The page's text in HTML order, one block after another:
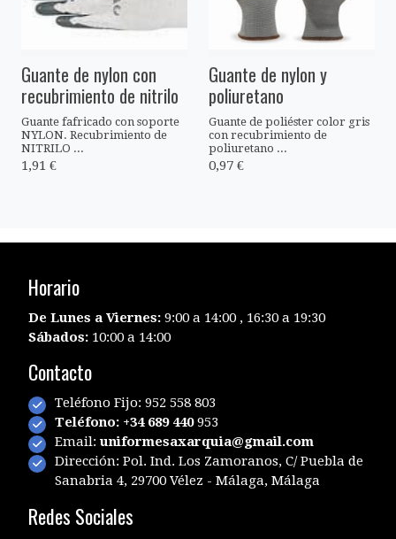
Guante de nylon con
recubrimiento de nitrilo
Guante fafricado con soporte
NYLON. Recubrimiento de
NITRILO ...
1,91 €
Guante de nylon y
poliuretano
Guante de poliéster color gris
con recubrimiento de
poliuretano ...
0,97 €
Horario
De Lunes a Viernes: 9:00 a 14:00 , 16:30 a 19:30
Sábados: 10:00 a 14:00
Contacto
Teléfono Fijo: 952 558 803
Teléfono: +34 689 440953
Email: uniformesaxarquia@gmail.com
Dirección: Pol. Ind. Los Zamoranos, C/ Puebla de
Sanabria 4, 29700 Vélez - Málaga, Málaga
Redes Sociales